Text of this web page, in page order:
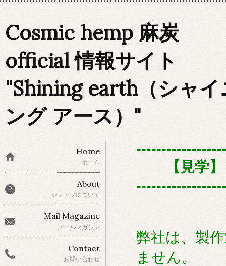
Cosmic hemp 麻炭
official 情報サイト
"Shining earth（シャイ
ング アース）"
【見学】
弊社は、製
ません。
Home
ホーム
About
ショップについて
Mail Magazine
メールマガジン
Contact
お問い合わせ